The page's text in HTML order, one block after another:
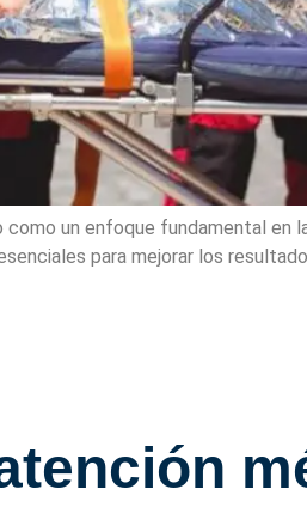
como un enfoque fundamental
para mejorar los